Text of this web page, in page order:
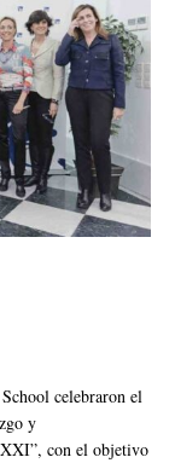
celebraron el
y
con el objetivo